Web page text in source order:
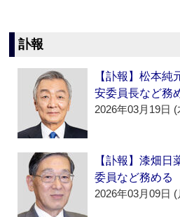
訃報
【訃報】松本純
安委員長など務
2026年03月19日 (
【訃報】漆畑日
委員など務める
2026年03月09日 (